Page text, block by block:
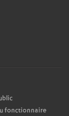
fonctionnaire